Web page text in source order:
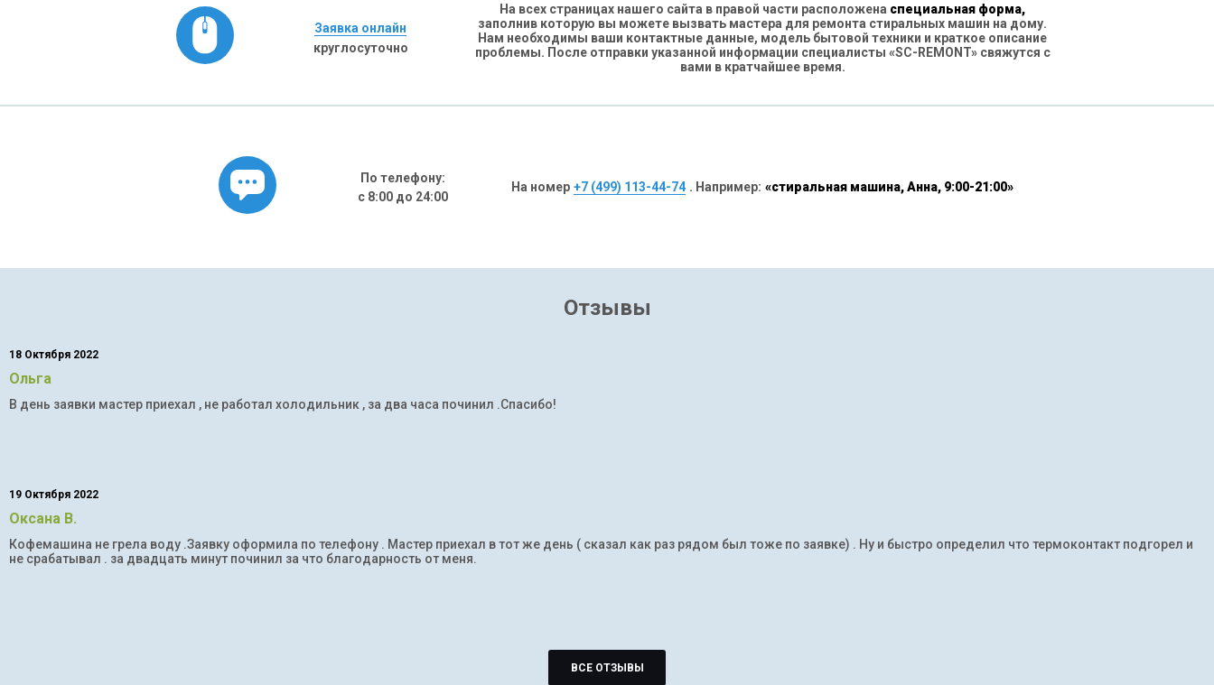
Заявка онлайн
круглосуточно
На всех страницах нашего сайта в правой части расположена специальная форма,
заполнив которую вы можете вызвать мастера для ремонта стиральных машин на дому.
Нам необходимы ваши контактные данные, модель бытовой техники и краткое описание
проблемы. После отправки указанной информации специалисты «SC-REMONT» свяжутся с
вами в кратчайшее время.
По телефону:
с 8:00 до 24:00
На номер +7 (499) 113-44-74 . Например: «стиральная машина, Анна, 9:00-21:00»
Отзывы
18 Октября 2022
Ольга
В день заявки мастер приехал , не работал холодильник , за два часа починил .Спасибо!
19 Октября 2022
Оксана В.
Кофемашина не грела воду .Заявку оформила по телефону . Мастер приехал в тот же день ( сказал как раз рядом был тоже по заявке) . Ну и быстро определил что термоконтакт подгорел и
не срабатывал . за двадцать минут починил за что благодарность от меня.
ВСЕ ОТЗЫВЫ